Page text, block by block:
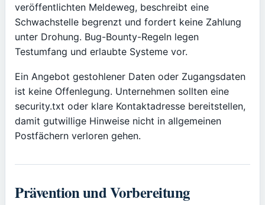
veröffentlichten Meldeweg, beschreibt eine
Schwachstelle begrenzt und fordert keine Zahlung
unter Drohung. Bug-Bounty-Regeln legen
Testumfang und erlaubte Systeme vor.
Ein Angebot gestohlener Daten oder Zugangsdaten
ist keine Offenlegung. Unternehmen sollten eine
security.txt oder klare Kontaktadresse bereitstellen,
damit gutwillige Hinweise nicht in allgemeinen
Postfächern verloren gehen.
Prävention und Vorbereitung